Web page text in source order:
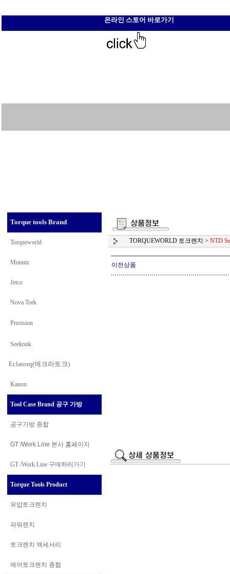
온라인 스토어 바로가기
Torque tools Brand
Torqueworld
Mountz
Jetco
Nova Tork
Precision
Seekonk
Eclatorq(에크라토크)
Kanon
Tool Case Brand 공구 가방
공구가방 종합
GT /Work Line 본사 홈페이지
GT /Work Line 구매하러가기
Torque Tools Product
유압토크렌치
파워렌치
토크렌치 액세서리
에어토크렌치 종합
TORQUEWORLD 토크렌치 > NTD
이전상품